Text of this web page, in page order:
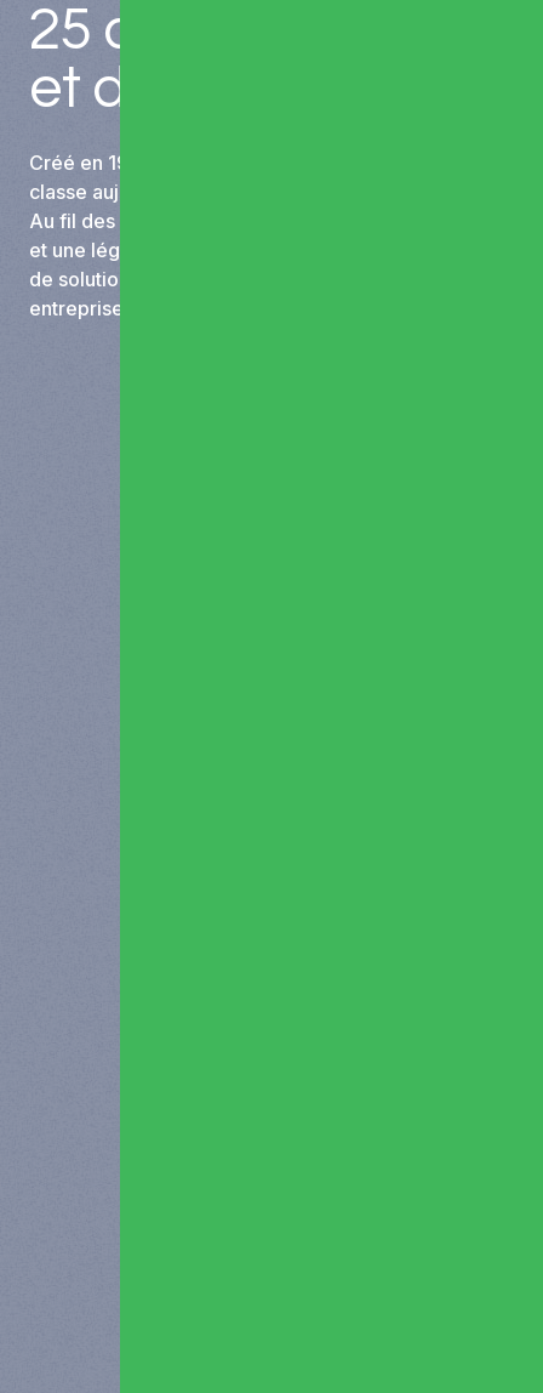
25 ans d’
et d’
Créé en 1999 à Bourges, le groupe Gritchen se
classe aujourd’hui au 13e rang des courtiers français.
Au fil des années, le groupe a acquis un savoir-faire
et une légitimité dans la conception et la distribution
de solutions assurantielles protégeant les
entreprises et leurs clients.